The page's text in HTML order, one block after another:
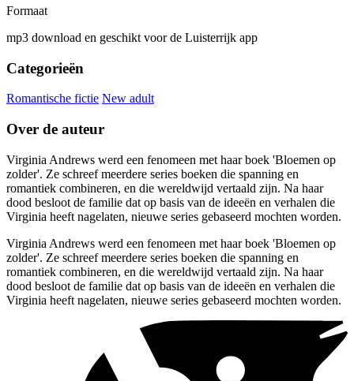
Formaat
mp3 download en geschikt voor de Luisterrijk app
Categorieën
Romantische fictie New adult
Over de auteur
Virginia Andrews werd een fenomeen met haar boek 'Bloemen op
zolder'. Ze schreef meerdere series boeken die spanning en
romantiek combineren, en die wereldwijd vertaald zijn. Na haar
dood besloot de familie dat op basis van de ideeën en verhalen die
Virginia heeft nagelaten, nieuwe series gebaseerd mochten worden.
Virginia Andrews werd een fenomeen met haar boek 'Bloemen op
zolder'. Ze schreef meerdere series boeken die spanning en
romantiek combineren, en die wereldwijd vertaald zijn. Na haar
dood besloot de familie dat op basis van de ideeën en verhalen die
Virginia heeft nagelaten, nieuwe series gebaseerd mochten worden.